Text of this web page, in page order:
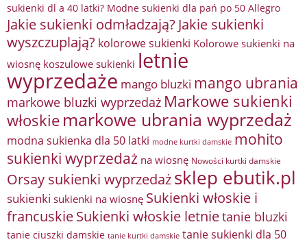
sukienki dl a 40 latki? Modne sukienki dla pań po 50 Allegro
Jakie sukienki odmładzają? Jakie sukienki
wyszczuplają? kolorowe sukienki Kolorowe sukienki na
wiosnę koszulowe sukienki letnie
wyprzedaże mango bluzki mango ubrania
markowe bluzki wyprzedaż Markowe sukienki
włoskie markowe ubrania wyprzedaż
modna sukienka dla 50 latki modne kurtki damskie mohito
sukienki wyprzedaż na wiosnę Nowości kurtki damskie
Orsay sukienki wyprzedażsklep ebutik.pl
sukienki sukienki na wiosnę Sukienki włoskie i
francuskieSukienki włoskie letnietanie bluzki
tanie ciuszki damskie tanie kurtki damskie tanie sukienki dla 50